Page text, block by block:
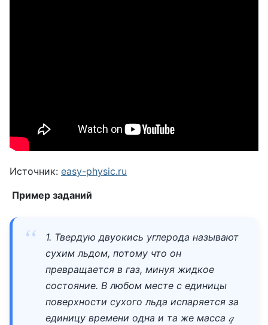
Источник: easy-physic.ru
Пример заданий
1. Твердую двуокись углерода называют
сухим льдом, потому что он
превращается в газ, минуя жидкое
состояние. В любом месте с единицы
поверхности сухого льда испаряется за
единицу времени одна и та же масса 𝑞